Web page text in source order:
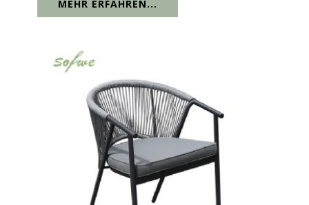
einem Projekt für das Kissenmanagement
MEHR ERFAHREN...